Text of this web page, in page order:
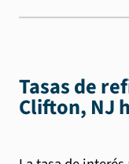
Tasas de
Clifton, NJ